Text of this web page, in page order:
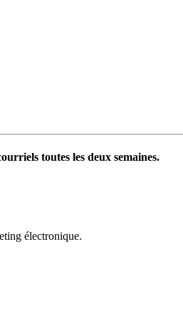
toutes les deux semaines.
électronique.